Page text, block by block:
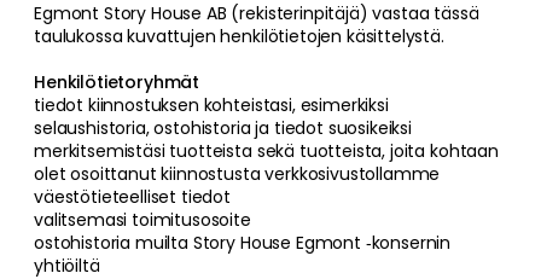
Egmont Story House AB (rekisterinpitäjä) vastaa tässä
taulukossa kuvattujen henkilötietojen käsittelystä.
Henkilötietoryhmät
tiedot kiinnostuksen kohteistasi, esimerkiksi
selaushistoria, ostohistoria ja tiedot suosikeiksi
merkitsemistäsi tuotteista sekä tuotteista, joita kohtaan
olet osoittanut kiinnostusta verkkosivustollamme
väestötieteelliset tiedot
valitsemasi toimitusosoite
ostohistoria muilta Story House Egmont ‑konsernin
yhtiöiltä